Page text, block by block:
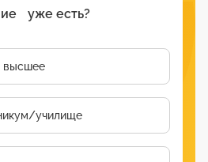
уже есть?
высшее
училище